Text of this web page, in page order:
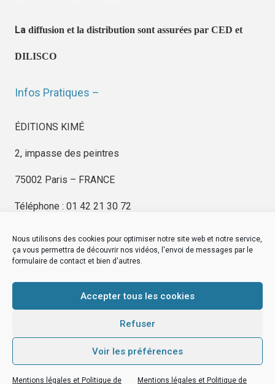
Nous utilisons des cookies pour optimiser notre site web et notre service,
ça vous permettra de découvrir nos vidéos, l'envoi de messages par le
formulaire de contact et bien d'autres.
Accepter tous les cookies
Refuser
Voir les préférences
Mentions légales et Politique de Mentions légales et Politique de
La diffusion et la distribution sont assurées par CED et
DILISCO
Infos Pratiques –
ÉDITIONS KIMÉ
2, impasse des peintres
75002 Paris – FRANCE
Téléphone : 01 42 21 30 72
EDITIONS KIMÉ
Mentions Légales
© byeDovel.com
editionskime.fr